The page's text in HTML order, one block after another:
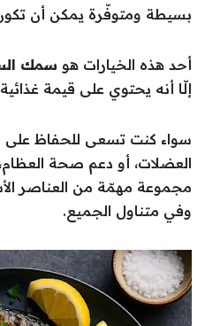
بسيطة ومتوفّرة يمكن أن
أحد هذه الخيارات هو سمك
إلّا أنه يحتوي على قيمة غذائية
سواء كنت تسعى للحفاظ على
العضلات، أو دعم صحة
مجموعة مهمّة من العناصر
وفي متناول الجميع.